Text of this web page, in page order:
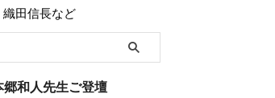
田信長など
郷和人先生ご登壇